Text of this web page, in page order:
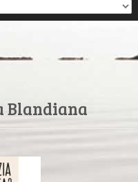
Blandiana